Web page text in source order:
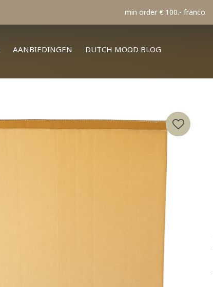
AANBIEDINGEN DUTCH MOOD BLOG
min order € 100.- franco